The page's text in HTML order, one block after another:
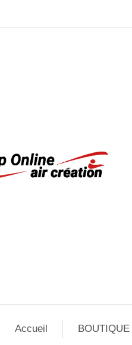
Accueil BOUTIQUE